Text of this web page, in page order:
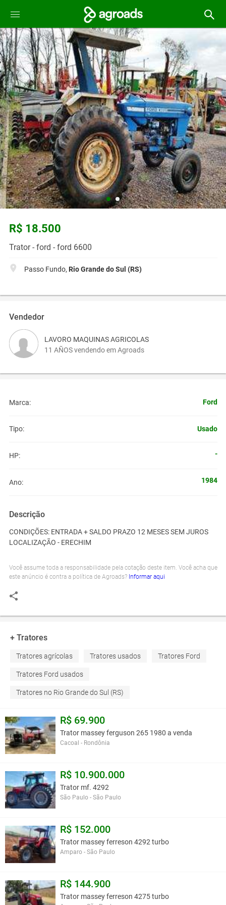
R$ 18.500
Trator - ford - ford 6600
Passo Fundo, Rio Grande do Sul (RS)
Vendedor
LAVORO MAQUINAS AGRICOLAS
11 AÑOS vendendo em Agroads
Marca: Ford
Tipo: Usado
HP: -
Ano: 1984
Descrição
CONDIÇÕES: ENTRADA + SALDO PRAZO 12 MESES SEM JUROS
LOCALIZAÇÃO - ERECHIM
Você assume toda a responsabilidade pela cotação deste item. Você acha que
este anúncio é contra a política de Agroads? Informar aqui
+ Tratores
Tratores agrícolas Tratores usados Tratores Ford
Tratores Ford usados
Tratores no Rio Grande do Sul (RS)
R$ 69.900
Trator massey ferguson 265 1980 a venda
Cacoal - Rondônia
R$ 10.900.000
Trator mf. 4292
São Paulo - São Paulo
R$ 152.000
Trator massey ferreson 4292 turbo
Amparo - São Paulo
R$ 144.900
Trator massey ferreson 4275 turbo